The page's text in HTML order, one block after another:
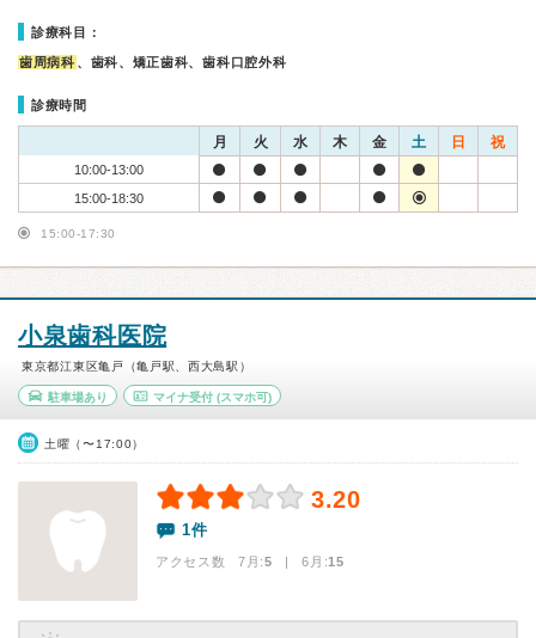
診療科目：
歯周病科 、歯科、矯正歯科、歯科口腔外科
診療時間
月 火 水 木 金 土 日 祝
10:00-13:00
15:00-18:30
15:00-17:30
小泉歯科医院
東京都江東区亀戸（亀戸駅、西大島駅）
駐車場あり マイナ受付(スマホ可)
土曜（〜17:00）
3.20
1件
アクセス数 7月:5 | 6月:15